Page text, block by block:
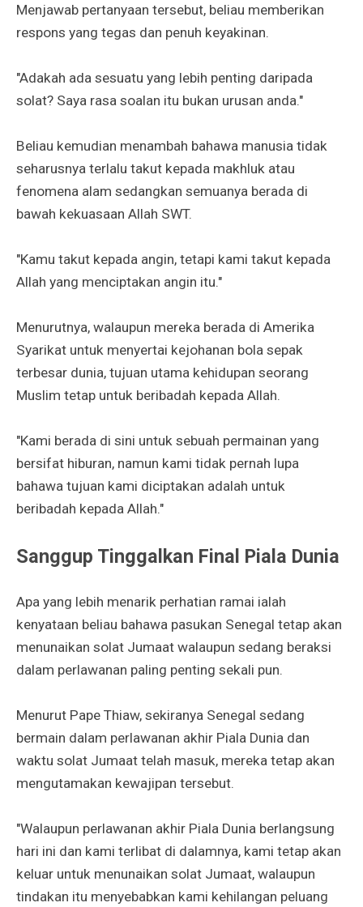
Menjawab pertanyaan tersebut, beliau memberikan
respons yang tegas dan penuh keyakinan.
"Adakah ada sesuatu yang lebih penting daripada
solat? Saya rasa soalan itu bukan urusan anda."
Beliau kemudian menambah bahawa manusia tidak
seharusnya terlalu takut kepada makhluk atau
fenomena alam sedangkan semuanya berada di
bawah kekuasaan Allah SWT.
"Kamu takut kepada angin, tetapi kami takut kepada
Allah yang menciptakan angin itu."
Menurutnya, walaupun mereka berada di Amerika
Syarikat untuk menyertai kejohanan bola sepak
terbesar dunia, tujuan utama kehidupan seorang
Muslim tetap untuk beribadah kepada Allah.
"Kami berada di sini untuk sebuah permainan yang
bersifat hiburan, namun kami tidak pernah lupa
bahawa tujuan kami diciptakan adalah untuk
beribadah kepada Allah."
Sanggup Tinggalkan Final Piala Dunia
Apa yang lebih menarik perhatian ramai ialah
kenyataan beliau bahawa pasukan Senegal tetap akan
menunaikan solat Jumaat walaupun sedang beraksi
dalam perlawanan paling penting sekali pun.
Menurut Pape Thiaw, sekiranya Senegal sedang
bermain dalam perlawanan akhir Piala Dunia dan
waktu solat Jumaat telah masuk, mereka tetap akan
mengutamakan kewajipan tersebut.
"Walaupun perlawanan akhir Piala Dunia berlangsung
hari ini dan kami terlibat di dalamnya, kami tetap akan
keluar untuk menunaikan solat Jumaat, walaupun
tindakan itu menyebabkan kami kehilangan peluang